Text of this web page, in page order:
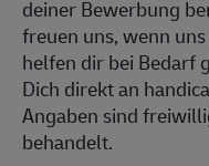
deiner Bewerbung
freuen uns, wenn
helfen dir bei Bedarf
Dich direkt an
Angaben sind
behandelt.